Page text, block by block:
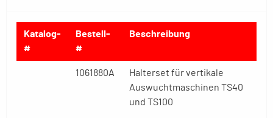
Katalog-
#
Bestell-
#
Beschreibung
1061880A
Halterset für vertikale
Auswuchtmaschinen TS40
und TS100